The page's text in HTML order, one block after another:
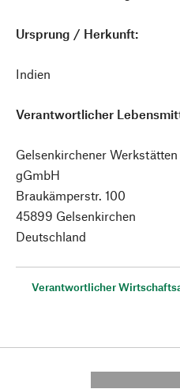
Ursprung / Herkunft:
Indien
Verantwortlicher
Gelsenkirchener
gGmbH
Braukämperstr. 100
45899 Gelsenkirchen
Deutschland
Verantwortlicher